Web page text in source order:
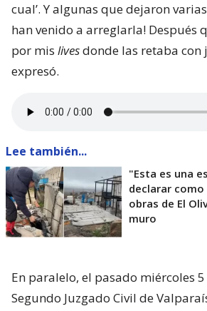
cual’. Y algunas que dejaron
han venido a arreglarla! Después
por mis livesdonde las retaba con
expresó.
Lee también...
"Esta es una
declarar
obras de El
muro
En paralelo, el pasado miércoles
Segundo Juzgado Civil de